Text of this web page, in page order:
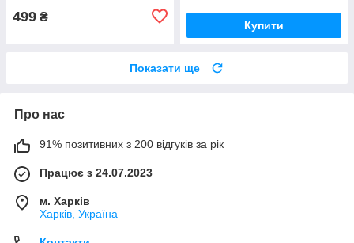
499 ₴
Купити
Показати ще
Про нас
91% позитивних з 200 відгуків за рік
Працює з 24.07.2023
м. Харків
Харків, Україна